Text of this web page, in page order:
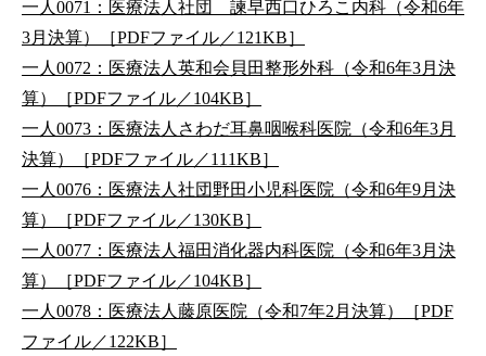
一人0071：医療法人社団 諫早西口ひろこ内科（令和6年
3月決算）［PDFファイル／121KB］
一人0072：医療法人英和会貝田整形外科（令和6年3月決
算）［PDFファイル／104KB］
一人0073：医療法人さわだ耳鼻咽喉科医院（令和6年3月
決算）［PDFファイル／111KB］
一人0076：医療法人社団野田小児科医院（令和6年9月決
算）［PDFファイル／130KB］
一人0077：医療法人福田消化器内科医院（令和6年3月決
算）［PDFファイル／104KB］
一人0078：医療法人藤原医院（令和7年2月決算）［PDF
ファイル／122KB］